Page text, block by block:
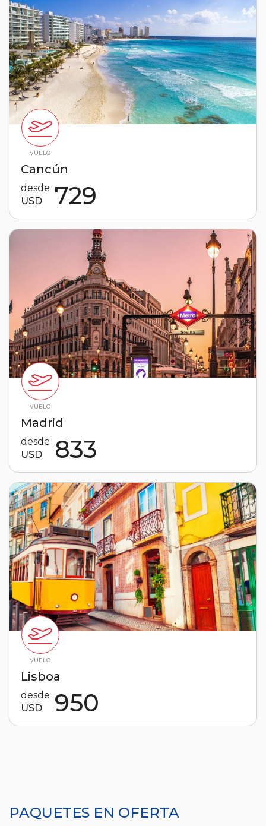
VUELO
Cancún
desde
USD
729
VUELO
Madrid
desde
USD
833
VUELO
Lisboa
desde
USD
950
PAQUETES EN OFERTA